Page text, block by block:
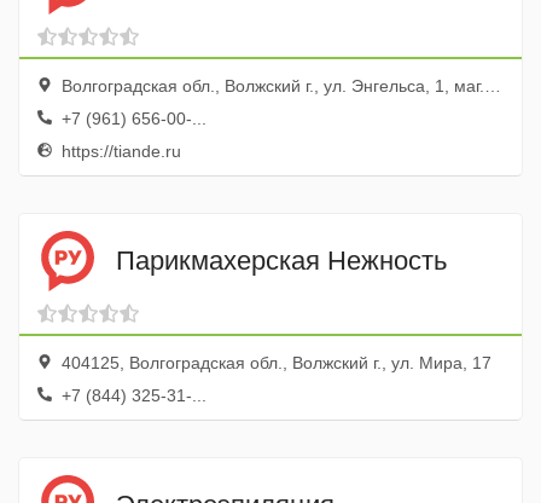
Волгоградская обл., Волжский г., ул. Энгельса, 1, маг. Подарки
+7 (961) 656-00-...
https://tiande.ru
Парикмахерская Нежность
404125, Волгоградская обл., Волжский г., ул. Мира, 17
+7 (844) 325-31-...